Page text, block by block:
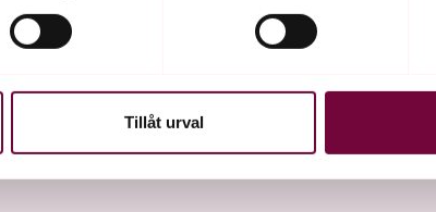
från cookie-förklaringen.
vidarebefordrar även sådana identifierare och annan
som vi samarbetar med. Dessa kan i sin tur
Tillåt urval